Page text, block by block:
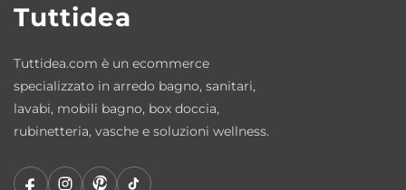
Made in Italy Kerasan
nella produzione di lavabi e sanitari in
ceramica di alta qualità, sinonimo di design,
innovazione e manifattura Made in Italy.
Ceramica sanitaria resistente e facile da
Tuttidea
Tuttidea.com è un ecommerce
specializzato in arredo bagno, sanitari,
lavabi, mobili bagno, box doccia,
rubinetteria, vasche e soluzioni wellness.